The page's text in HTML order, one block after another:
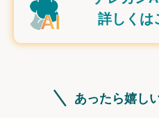
詳しくは
あったら嬉し